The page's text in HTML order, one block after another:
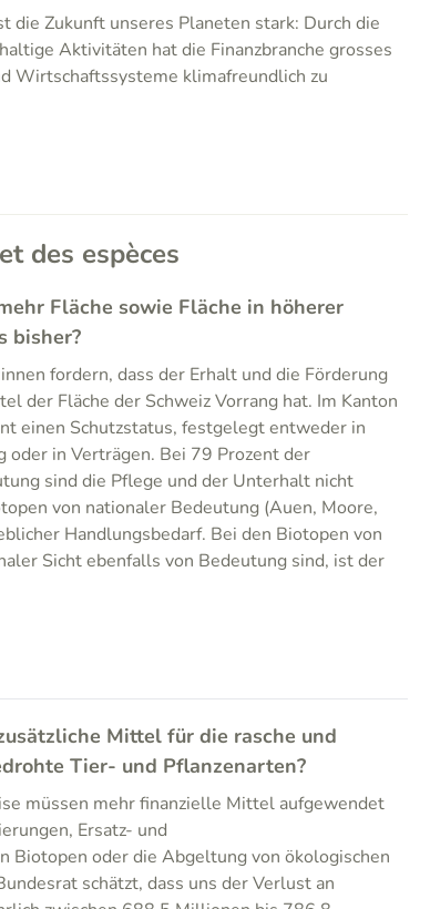
die Zukunft unseres Planeten stark: Durch die
Aktivitäten hat die Finanzbranche grosses
Wirtschaftssysteme klimafreundlich zu
des espèces
Fläche sowie Fläche in höherer
bisher?
fordern, dass der Erhalt und die Förderung
der Fläche der Schweiz Vorrang hat. Im Kanton
einen Schutzstatus, festgelegt entweder in
oder in Verträgen. Bei 79 Prozent der
sind die Pflege und der Unterhalt nicht
von nationaler Bedeutung (Auen, Moore,
Handlungsbedarf. Bei den Biotopen von
Sicht ebenfalls von Bedeutung sind, ist der
Mittel für die rasche und
Tier- und Pflanzenarten?
müssen mehr finanzielle Mittel aufgewendet
Ersatz- und
Biotopen oder die Abgeltung von ökologischen
schätzt, dass uns der Verlust an